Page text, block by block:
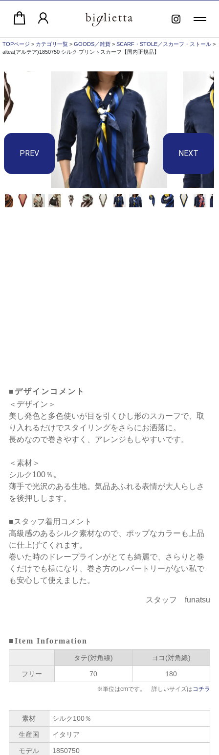
TOPページ > カテゴリ一覧 > GOODS／雑貨 > SCARF・STOLE／スカーフ・ストール >
altea(アルテア)1850750 シルク プリントスカーフ【国内正規品】
■デザインコメント
＜デザイン＞
美し発色と多色使いが目を引くひし形のスカーフで、取
り入れるだけでスタイリングをさらにお洒落に。
長めなので巻きやすく、アレンジもしやすいです。
＜素材＞
シルク100％。
薄手で光沢のある生地。気品あふれる表情が大人らしさ
を後押しします。
■スタッフ着用コメント
高級感のあるシルク素材なので、ポップなカラーも上品
に仕上げてくれます。
巻いた時のドレープラインがとても綺麗で、さらりと巻
くだけでも様になり、巻き方のレパートリーがない私で
も安心して使えました。
スタッフ funatsu
■Item Information
タテ(対角線) ヨコ(対角線)
フリー 70 180
※単位はcmです。 詳しいサイズは コチラ
素材 シルク100％
生産国 イタリア
モデル 1850750